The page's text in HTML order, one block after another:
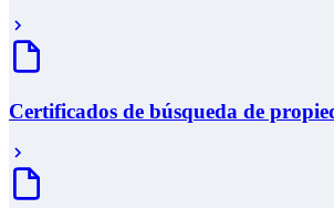
Certificados de búsqueda de